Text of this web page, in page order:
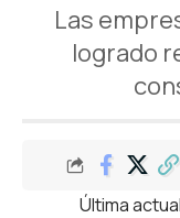
Las
logrado
Última